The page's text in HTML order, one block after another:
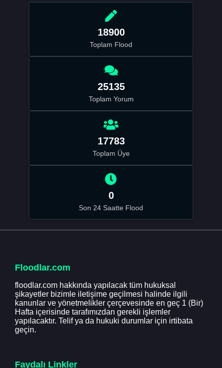
18900
Toplam Flood
25135
Toplam Yorum
17783
Toplam Üye
0
Son 24 Saatte Flood
Floodlar.com
floodlar.com hakkında yapılacak tüm hukuksal
şikayetler bizimle iletişime geçilmesi halinde ilgili
kanunlar ve yönetmelikler çerçevesinde en geç 1 (Bir)
Hafta içerisinde tarafımızdan gerekli işlemler
yapılacaktır. Telif ya da hukuki durumlar için irtibata
geçin.
Faydalı Linkler